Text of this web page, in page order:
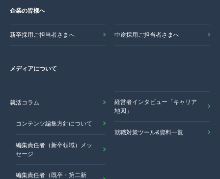
企業の皆様へ
新卒採用ご担当者さまへ 中途採用ご担当者さまへ
メディアについて
就活コラム
コンテンツ編集方針について
編集責任者（新卒領域）メッ
セージ
編集責任者（既卒・第二新
経営者インタビュー「キャリア
地図」
就職対策ツール&資料一覧